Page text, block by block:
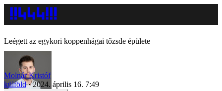
Leégett az egykori koppenhágai tőzsde épülete
Molnár Kristóf
külföld
2024. április 16. 7:49